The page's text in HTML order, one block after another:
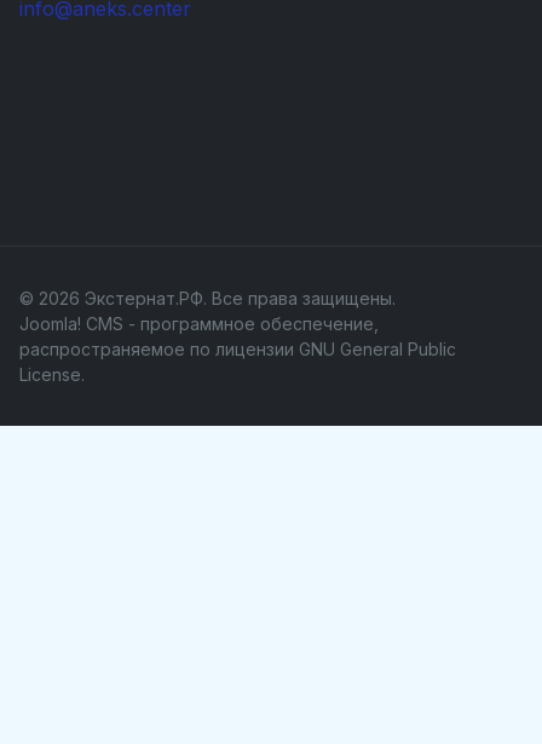
info@aneks.center
© 2026 Экстернат.РФ. Все права защищены.
Joomla! CMS - программное обеспечение,
распространяемое по лицензии GNU General Public
License.